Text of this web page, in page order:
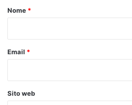
o
Nome *
Email *
Sito web